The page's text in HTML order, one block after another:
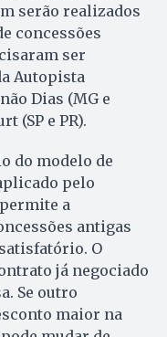
serão realizados
concessões
ser
Autopista
Dias (MG e
(SP e PR).
do modelo de
pelo
a
antigas
O
já negociado
Se outro
maior na